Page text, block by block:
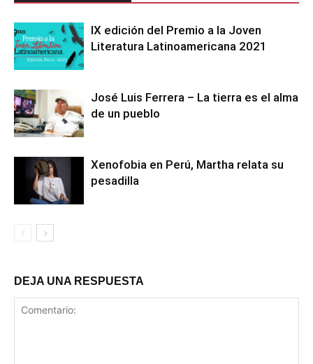
IX edición del Premio a la Joven
Literatura Latinoamericana 2021
José Luis Ferrera – La tierra es el alma
de un pueblo
Xenofobia en Perú, Martha relata su
pesadilla
DEJA UNA RESPUESTA